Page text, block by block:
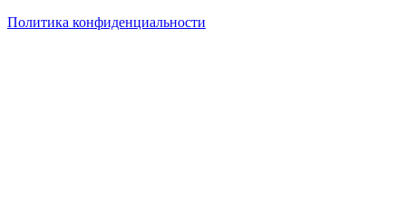
Политика конфиденциальности